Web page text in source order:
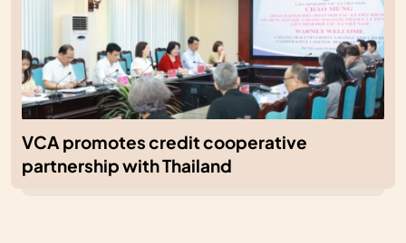
VCA promotes credit cooperative
partnership with Thailand